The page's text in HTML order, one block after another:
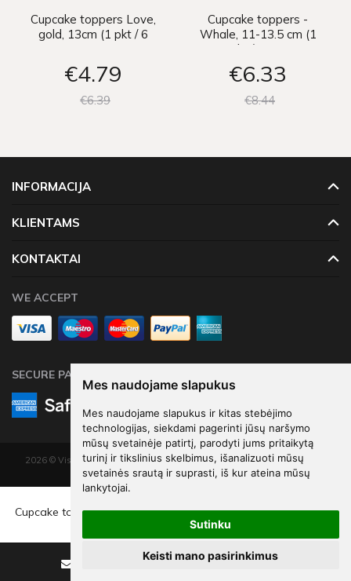
Mes naudojame slapukus
Mes naudojame slapukus ir kitas stebėjimo
technologijas, siekdami pagerinti jūsų naršymo
mūsų svetainėje patirtį, parodyti jums pritaikytą
turinį ir tikslinius skelbimus, išanalizuoti mūsų
svetainės srautą ir suprasti, iš kur ateina mūsų
lankytojai.
Sutinku
Keisti mano pasirinkimus
Cupcake toppers Love,
gold, 13cm (1 pkt / 6
€4 79
€639
Cupcake toppers -
Whale, 11-13.5 cm (1
pkt / 7 pc.)
€6 33
€844
Cupcake toppers - Stork, 11-12 cm (1 pkt / 7 pc.) €633
Sutaupote - €211
INFORMACIJA
KLIENTAMS
KONTAKTAI
WE ACCEPT
SECURE PAYMENTS
2026 © Visos teisės saugomos. Kopijuoti, platinti svetainės turinį be autorių
sutikimo draudžiama.
Elektroninių parduotuvių nuoma
Skambinti